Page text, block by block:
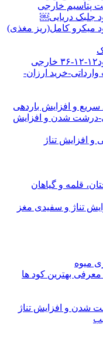
پتاسیم خارجی
جلبک دریایی￼
میکرو کامل(ریز مغذی)
خرید ارزان-
و افزایش باردهی
درشت شدن و افزایش
و افزایش تناژ
قلمه و گیاهان
تناژ و سفیدی مغز
میوه
بهترین کود ها
شدن و افزایش تناژ